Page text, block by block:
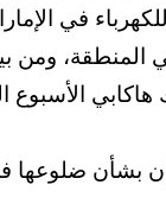
في
ومن بين
ضلوعها في